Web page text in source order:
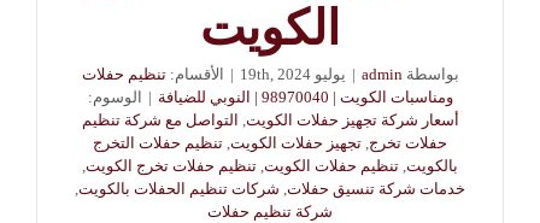
الكويت
بواسطةadmin
| يوليو 19th, 2024 | الأقسام:تنظيم حفلات
ومناسبات الكويت | 98970040 | النوبي للضيافة
|
الوسوم:
أسعار شركة تجهيز حفلات الكويت, التواصل مع شركة تنظيم
حفلات تخرج, تجهيز حفلات الكويت, تنظيم حفلات التخرج
بالكويت, تنظيم حفلات الكويت, تنظيم حفلات تخرج الكويت,
خدمات شركة تنسيق حفلات, شركات تنظيم الحفلات بالكويت,
شركة تنظيم حفلات